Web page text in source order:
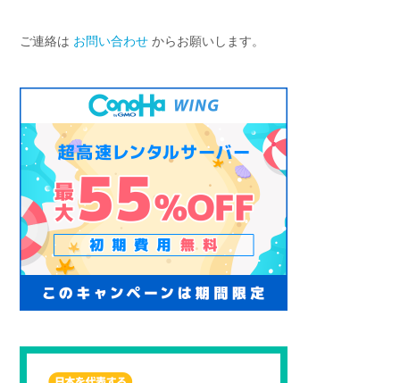
ご連絡は お問い合わせ からお願いします。